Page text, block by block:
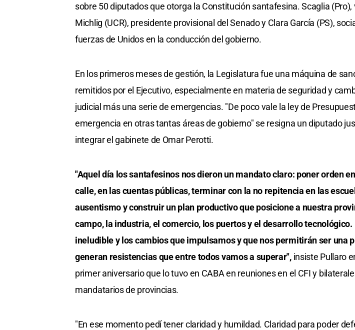
sobre 50 diputados que otorga la Constitución santafesina. Scaglia
Michlig (UCR), presidente provisional del Senado y Clara García (PS),
fuerzas de Unidos en la conducción del gobierno.
En los primeros meses de gestión, la Legislatura fue una máquina de
remitidos por el Ejecutivo, especialmente en materia de seguridad y
judicial más una serie de emergencias. "De poco vale la ley de
emergencia en otras tantas áreas de gobierno" se resigna un diputado
integrar el gabinete de Omar Perotti.
"Aquel día los santafesinos nos dieron un mandato claro: poner orden
calle, en las cuentas públicas, terminar con la no repitencia en las
ausentismo y construir un plan productivo que posicione a nuestra
campo, la industria, el comercio, los puertos y el desarrollo tecnológico.
ineludible y los cambios que impulsamos y que nos permitirán ser una
generan resistencias que entre todos vamos a superar",insiste Pullaro
primer aniversario que lo tuvo en CABA en reuniones en el CFI y
mandatarios de provincias.
"En ese momento pedí tener claridad y humildad. Claridad para poder